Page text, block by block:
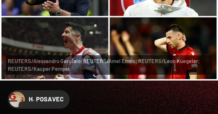
REUTERS/Alessandro Garofalo; REUTERS/Amel Emric; REUTERS/Leon Kuegeler;
REUTERS/Kacper Pempel
H. POSAVEC